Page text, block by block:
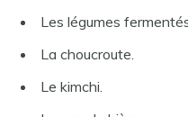
Les légumes
La choucroute.
Le kimchi.